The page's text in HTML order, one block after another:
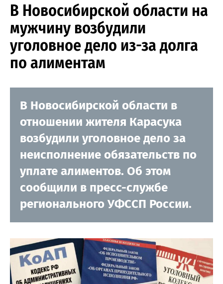
В Новосибирской области на
мужчину возбудили
уголовное дело из-за долга
по алиментам
В Новосибирской области в
отношении жителя Карасука
возбудили уголовное дело за
неисполнение обязательств по
уплате алиментов. Об этом
сообщили в пресс-службе
регионального УФССП России.